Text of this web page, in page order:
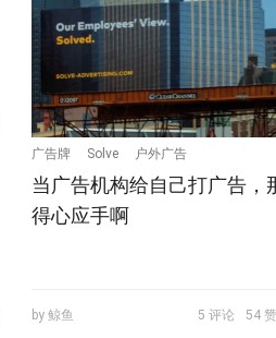
广告牌 Solve 户外广告
当广告机构给自己打广告，
得心应手啊
by 鲸鱼 5 评论 54 赞